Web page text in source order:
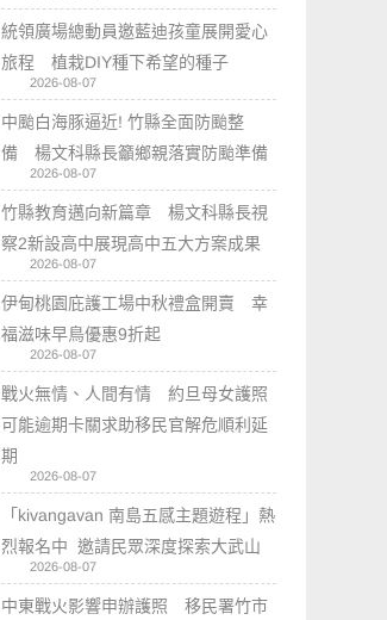
統領廣場總動員邀藍迪孩童展開愛心
旅程 植栽DIY種下希望的種子
2026-08-07
中颱白海豚逼近! 竹縣全面防颱整
備 楊文科縣長籲鄉親落實防颱準備
2026-08-07
竹縣教育邁向新篇章 楊文科縣長視
察2新設高中展現高中五大方案成果
2026-08-07
伊甸桃園庇護工場中秋禮盒開賣 幸
福滋味早鳥優惠9折起
2026-08-07
戰火無情、人間有情 約旦母女護照
可能逾期卡關求助移民官解危順利延
期
2026-08-07
「kivangavan 南島五感主題遊程」熱
烈報名中 邀請民眾深度探索大武山
2026-08-07
中東戰火影響申辦護照 移民署竹市